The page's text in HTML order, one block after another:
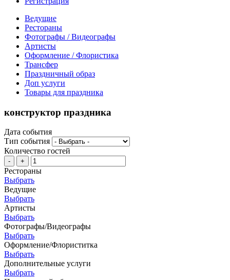
Ведущие
Рестораны
Фотографы / Видеографы
Артисты
Оформление / Флористика
Трансфер
Праздничный образ
Доп услуги
Товары для праздника
конструктор праздника
Дата события
Тип события
Количество гостей
- +
Рестораны
Выбрать
Ведущие
Выбрать
Артисты
Выбрать
Фотографы/Видеографы
Выбрать
Оформление/Флориститка
Выбрать
Дополнительные услуги
Выбрать